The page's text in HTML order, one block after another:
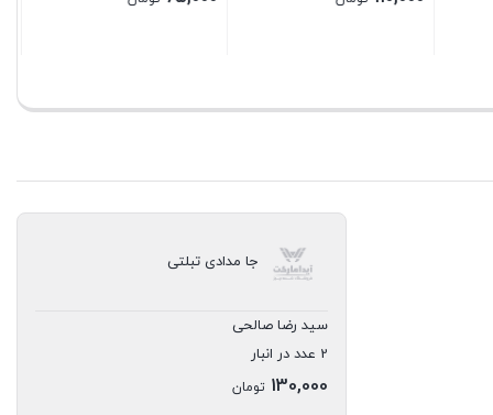
جا مدادی تبلتی
سید رضا صالحی
2 عدد در انبار
130,000 تومان